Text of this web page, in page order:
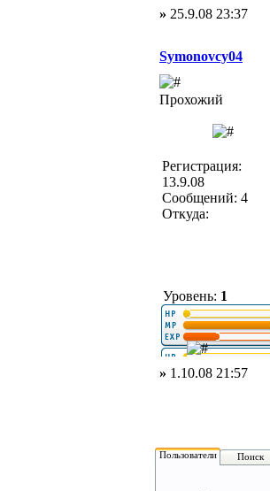
» 25.9.08 23:37
Symonovcy04
Прохожий
Регистрация:
13.9.08
Сообщений: 4
Откуда:
Уровень: 1
» 1.10.08 21:57
Пользователи Поиск